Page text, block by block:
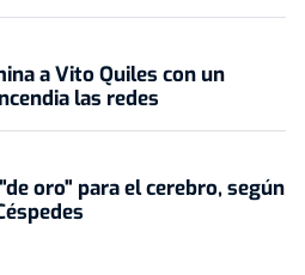
a Vito Quiles con un
las redes
oro" para el cerebro, según